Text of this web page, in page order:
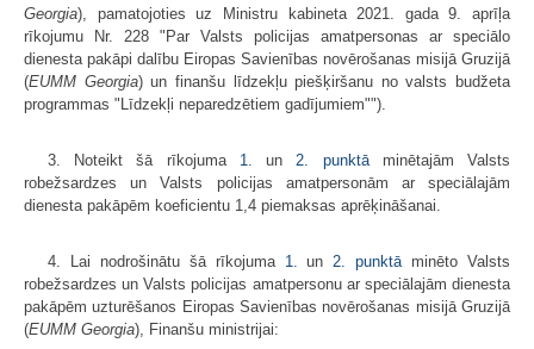
Georgia), pamatojoties uz Ministru kabineta 2021. gada 9. aprīļa
rīkojumu Nr. 228 "Par Valsts policijas amatpersonas ar speciālo
dienesta pakāpi dalību Eiropas Savienības novērošanas misijā Gruzijā
(EUMM Georgia) un finanšu līdzekļu piešķiršanu no valsts budžeta
programmas "Līdzekļi neparedzētiem gadījumiem"").
3. Noteikt šā rīkojuma 1.un 2. punktāminētajām Valsts
robežsardzes un Valsts policijas amatpersonām ar speciālajām
dienesta pakāpēm koeficientu 1,4 piemaksas aprēķināšanai.
4. Lai nodrošinātu šā rīkojuma 1.un 2. punktā minēto Valsts
robežsardzes un Valsts policijas amatpersonu ar speciālajām dienesta
pakāpēm uzturēšanos Eiropas Savienības novērošanas misijā Gruzijā
(EUMM Georgia), Finanšu ministrijai: